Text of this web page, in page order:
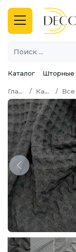
Каталог Шторные
Главная Каталог Все
Previous